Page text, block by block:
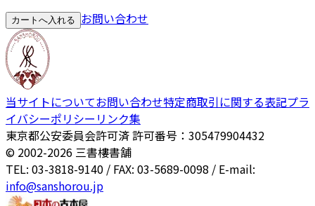
カートへ入れる お問い合わせ
当サイトについてお問い合わせ特定商取引に関する表記プラ
イバシーポリシー リンク集
東京都公安委員会許可済 許可番号：305479904432
© 2002-2026 三書樓書舗
TEL: 03-3818-9140 / FAX: 03-5689-0098 / E-mail:
info@sanshorou.jp